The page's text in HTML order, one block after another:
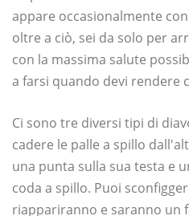
appare occasionalmente
oltre a ciò, sei da solo per
con la massima salute
a farsi quando devi rendere
Ci sono tre diversi tipi di
cadere le palle a spillo
una punta sulla sua testa e
coda a spillo. Puoi
riappariranno e saranno un